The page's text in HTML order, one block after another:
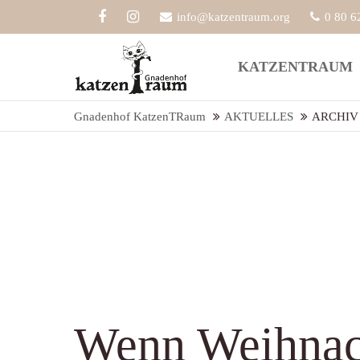
Der Eintrag "offcanvas-col1" existiert
leider nicht.
leider
info@katzentraum.org 0 80
KATZENTRAUM
Gnadenhof KatzenTRaum AKTUELLES ARCHIV
Wenn